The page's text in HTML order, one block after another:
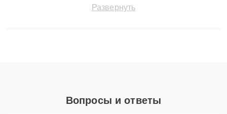
сохранением гарантии до 3 лет. Наши мастера решают
Развернуть
Вопросы и ответы